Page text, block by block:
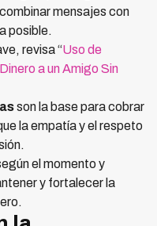
mensajes con
posible.
revisa “Uso de
a un Amigo Sin
son la base para cobrar
la empatía y el respeto
el momento y
y fortalecer la